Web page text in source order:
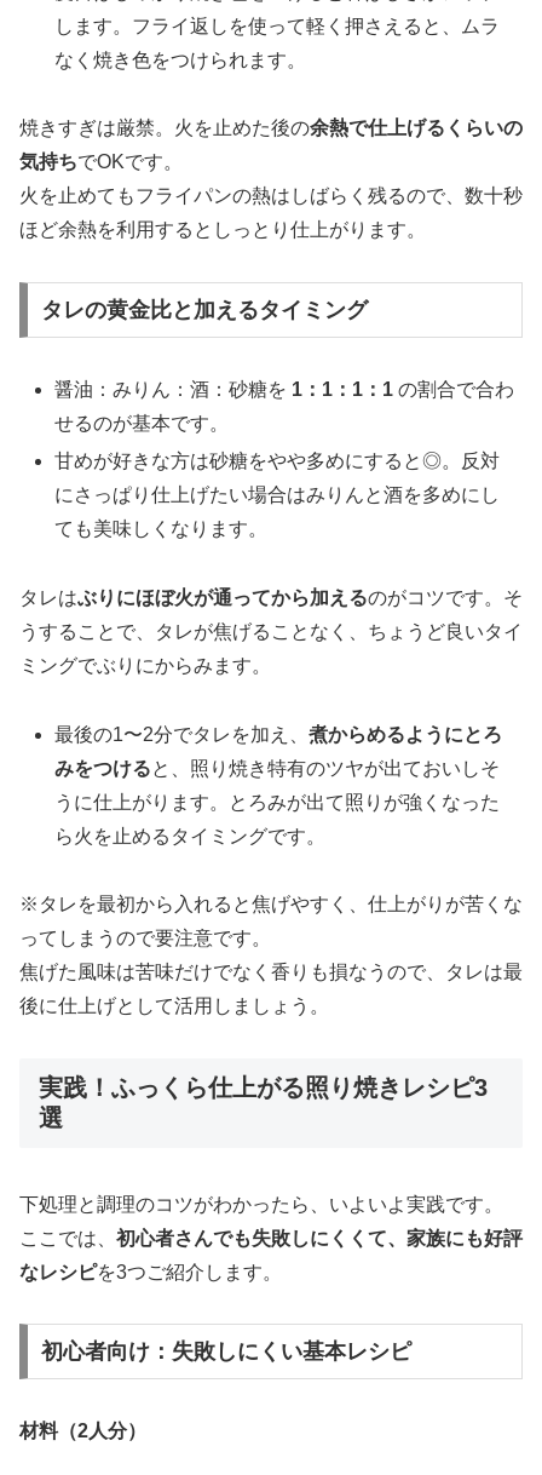
します。フライ返しを使って軽く押さえると、ムラ
なく焼き色をつけられます。
焼きすぎは厳禁。火を止めた後の余熱で仕上げるくらいの
気持ちでOKです。
火を止めてもフライパンの熱はしばらく残るので、数十秒
ほど余熱を利用するとしっとり仕上がります。
タレの黄金比と加えるタイミング
醤油：みりん：酒：砂糖を 1：1：1：1 の割合で合わ
せるのが基本です。
甘めが好きな方は砂糖をやや多めにすると◎。反対
にさっぱり仕上げたい場合はみりんと酒を多めにし
ても美味しくなります。
タレはぶりにほぼ火が通ってから加えるのがコツです。そ
うすることで、タレが焦げることなく、ちょうど良いタイ
ミングでぶりにからみます。
最後の1〜2分でタレを加え、煮からめるようにとろ
みをつけると、照り焼き特有のツヤが出ておいしそ
うに仕上がります。とろみが出て照りが強くなった
ら火を止めるタイミングです。
※タレを最初から入れると焦げやすく、仕上がりが苦くな
ってしまうので要注意です。
焦げた風味は苦味だけでなく香りも損なうので、タレは最
後に仕上げとして活用しましょう。
実践！ふっくら仕上がる照り焼きレシピ3
選
下処理と調理のコツがわかったら、いよいよ実践です。
ここでは、 初心者さんでも失敗しにくくて、家族にも好評
なレシピを3つご紹介します。
初心者向け：失敗しにくい基本レシピ
材料（2人分）